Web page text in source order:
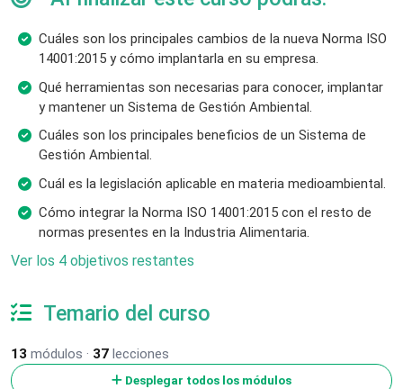
Cuáles son los principales cambios de la nueva Norma ISO
14001:2015 y cómo implantarla en su empresa.
Qué herramientas son necesarias para conocer, implantar
y mantener un Sistema de Gestión Ambiental.
Cuáles son los principales beneficios de un Sistema de
Gestión Ambiental.
Cuál es la legislación aplicable en materia medioambiental.
Cómo integrar la Norma ISO 14001:2015 con el resto de
normas presentes en la Industria Alimentaria.
Ver los 4 objetivos restantes
Temario del curso
13 módulos · 37 lecciones
Desplegar todos los módulos